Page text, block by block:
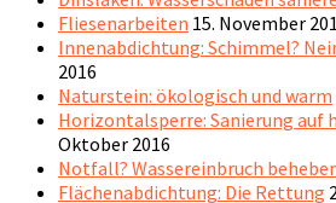
Fliesenarbeiten 15. November
Innenabdichtung: Schimmel?
2016
Naturstein: ökologisch und warm
Horizontalsperre: Sanierung auf
Oktober 2016
Notfall? Wassereinbruch
Flächenabdichtung: Die Rettung